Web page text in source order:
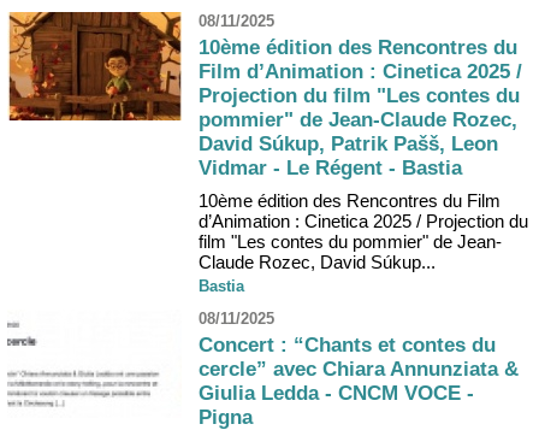
08/11/2025
10ème édition des Rencontres du
Film d’Animation : Cinetica 2025 /
Projection du film "Les contes du
pommier" de Jean-Claude Rozec,
David Súkup, Patrik Pašš, Leon
Vidmar - Le Régent - Bastia
10ème édition des Rencontres du Film
d’Animation : Cinetica 2025 / Projection du
film "Les contes du pommier" de Jean-
Claude Rozec, David Súkup...
Bastia
08/11/2025
Concert : “Chants et contes du
cercle” avec Chiara Annunziata &
Giulia Ledda - CNCM VOCE -
Pigna